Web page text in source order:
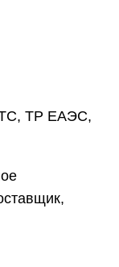
ТС, ТР ЕАЭС,